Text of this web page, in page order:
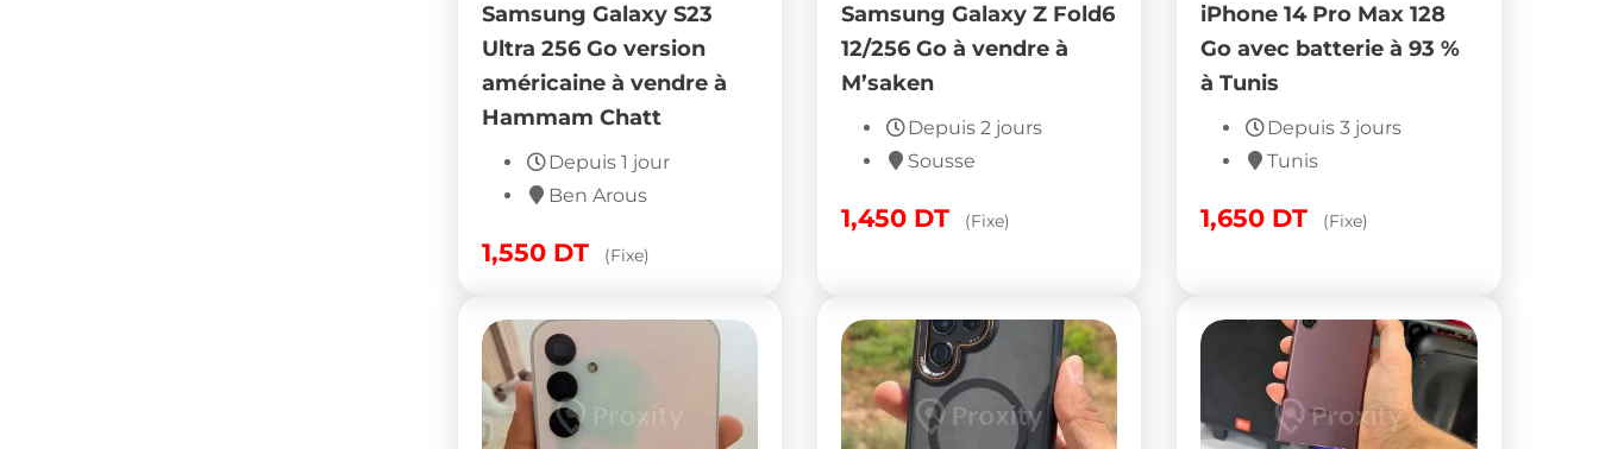
Samsung Galaxy S23
Ultra 256 Go version
américaine à vendre à
Hammam Chatt
Depuis 1 jour
Ben Arous
1,550 DT (Fixe)
Samsung Galaxy Z Fold6
12/256 Go à vendre à
M’saken
Depuis 2 jours
Sousse
1,450 DT (Fixe)
iPhone 14 Pro Max 128
Go avec batterie à 93 %
à Tunis
Depuis 3 jours
Tunis
1,650 DT (Fixe)